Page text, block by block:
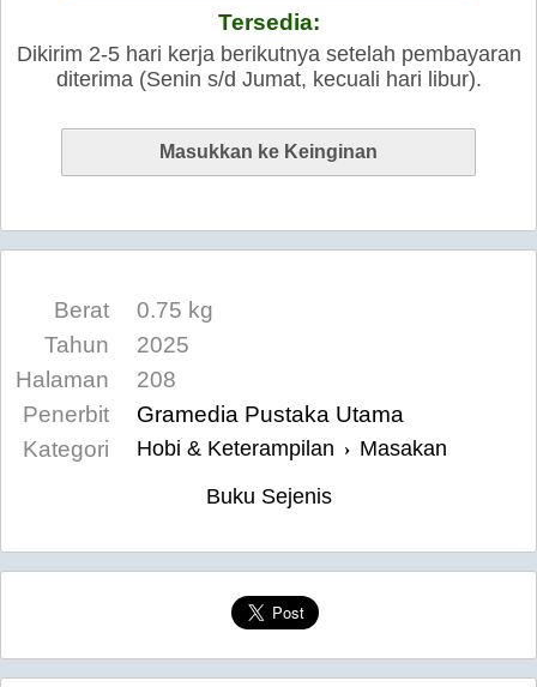
Tersedia:
Dikirim 2-5 hari kerja berikutnya setelah pembayaran
diterima (Senin s/d Jumat, kecuali hari libur).
Berat
0.75 kg
Tahun
2025
Halaman
208
Penerbit
Gramedia Pustaka Utama
Kategori
Hobi & Keterampilan › Masakan
Buku Sejenis